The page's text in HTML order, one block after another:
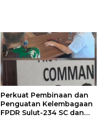
Perkuat Pembinaan dan
Penguatan Kelembagaan
FPDR Sulut-234 SC dan